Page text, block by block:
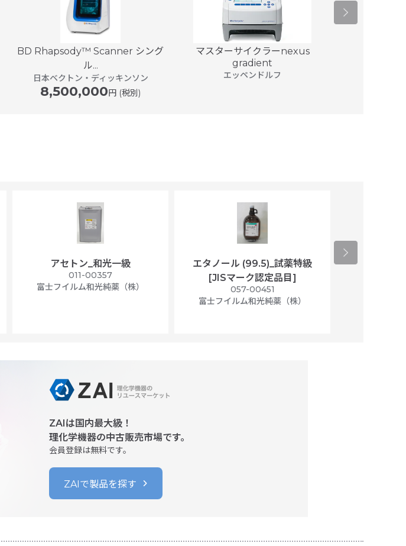
BD Rhapsody™ Scanner シング
ル...
日本ベクトン・ディッキンソン
8,500,000円 (税別)
マスターサイクラーnexus
gradient
エッペンドルフ
アセトン_和光一級
011-00357
富士フイルム和光純薬（株）
エタノール (99.5)_試薬特級
[JISマーク認定品目]
057-00451
富士フイルム和光純薬（株）
アセトニト
ZAIは国内最大級！
理化学機器の中古販売市場です。
会員登録は無料です。
ZAIで製品を探す